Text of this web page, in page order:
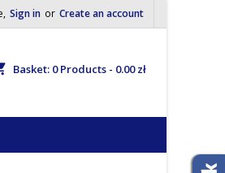
Sign in or Create an account
Basket: 0Products - 0.00 zł